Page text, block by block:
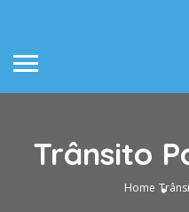
Trânsito
Home